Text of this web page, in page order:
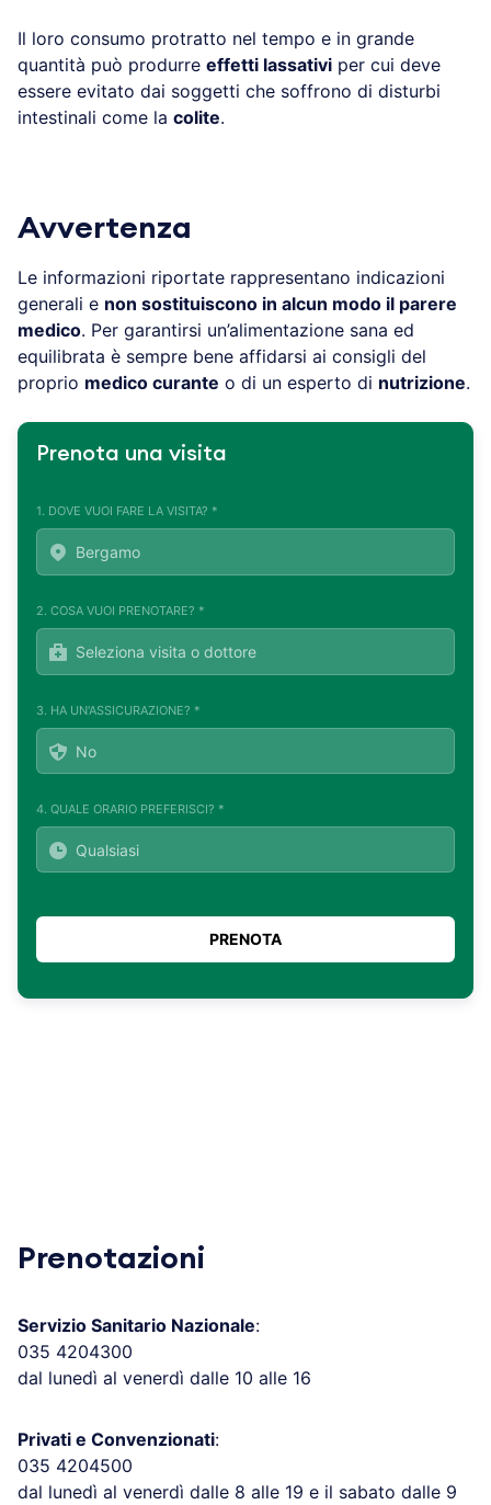
Il loro consumo protratto nel tempo e in grande
quantità può produrre effetti lassativi per cui deve
essere evitato dai soggetti che soffrono di disturbi
intestinali come la colite.
Avvertenza
Le informazioni riportate rappresentano indicazioni
generali e non sostituiscono in alcun modo il parere
medico. Per garantirsi un’alimentazione sana ed
equilibrata è sempre bene affidarsi ai consigli del
proprio medico curante o di un esperto di nutrizione.
Prenota una visita
1. DOVE VUOI FARE LA VISITA? *
2. COSA VUOI PRENOTARE? *
3. HA UN'ASSICURAZIONE? *
4. QUALE ORARIO PREFERISCI? *
Prenotazioni
Servizio Sanitario Nazionale:
035 4204300
dal lunedì al venerdì dalle 10 alle 16
Privati e Convenzionati:
035 4204500
dal lunedì al venerdì dalle 8 alle 19 e il sabato dalle 9